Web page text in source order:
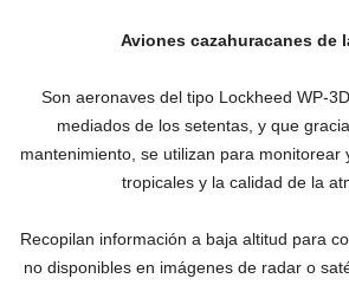
Aviones cazahuracanes de
Son aeronaves del tipo Lockheed WP-
mediados de los setentas, y que
mantenimiento, se utilizan para monitorear
tropicales y la calidad de la
Recopilan información a baja altitud para
no disponibles en imágenes de radar o